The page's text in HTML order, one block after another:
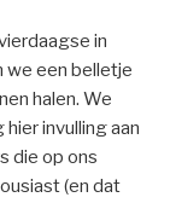
in
we een belletje
halen. We
invulling aan
die op ons
(en dat